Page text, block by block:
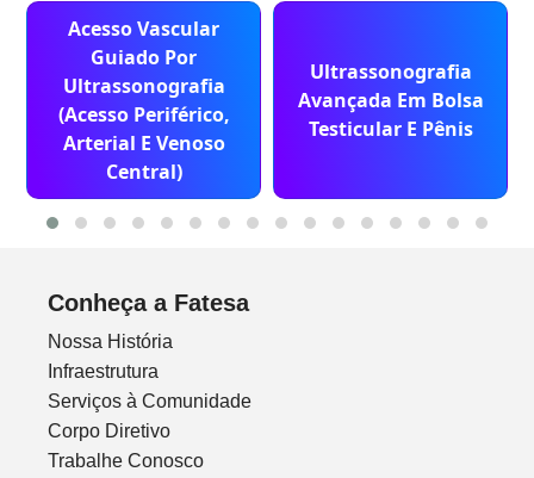
Acesso Vascular
Guiado Por
Ultrassonografia
(Acesso Periférico,
Arterial E Venoso
Central)
Ultrassonografia
Avançada Em Bolsa
Testicular E Pênis
Conheça a Fatesa
Nossa História
Infraestrutura
Serviços à Comunidade
Corpo Diretivo
Trabalhe Conosco